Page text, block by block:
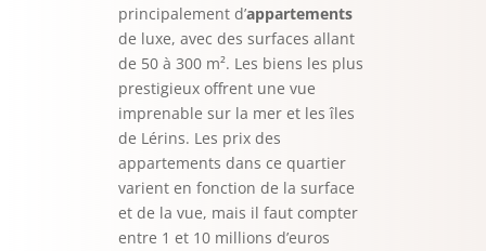
principalement d’appartements
de luxe, avec des surfaces allant
de 50 à 300 m². Les biens les plus
prestigieux offrent une vue
imprenable sur la mer et les îles
de Lérins. Les prix des
appartements dans ce quartier
varient en fonction de la surface
et de la vue, mais il faut compter
entre 1 et 10 millions d’euros